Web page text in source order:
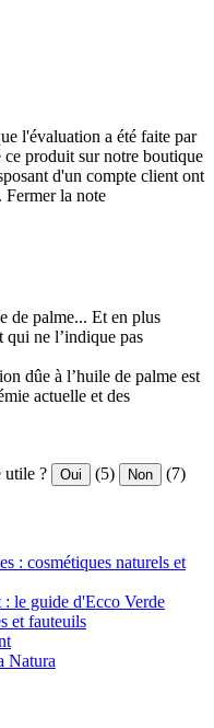
l'évaluation a été faite par
ce produit sur notre boutique
d'un compte client ont
Fermer la note
de palme... Et en plus
qui ne l’indique pas
dûe à l’huile de palme est
actuelle et des
utile ? Oui (5) Non (7)
: cosmétiques naturels et
le guide d'Ecco Verde
et fauteuils
Natura